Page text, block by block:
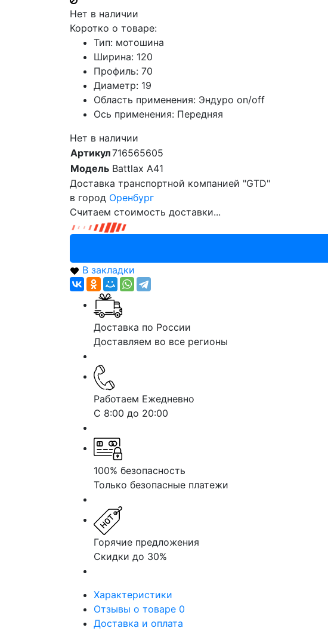
Нет в наличии
Коротко о товаре:
Тип: мотошина
Ширина: 120
Профиль: 70
Диаметр: 19
Область применения: Эндуро on/off
Ось применения: Передняя
Нет в наличии
Артикул716565605
Модель Battlax A41
Доставка транспортной компанией "GTD"
в город Оренбург
Считаем стоимость доставки...
В закладки
Доставка по России
Доставляем во все регионы
Работаем Ежедневно
С 8:00 до 20:00
100% безопасность
Только безопасные платежи
Горячие предложения
Скидки до 30%
Характеристики
Отзывы о товаре 0
Доставка и оплата